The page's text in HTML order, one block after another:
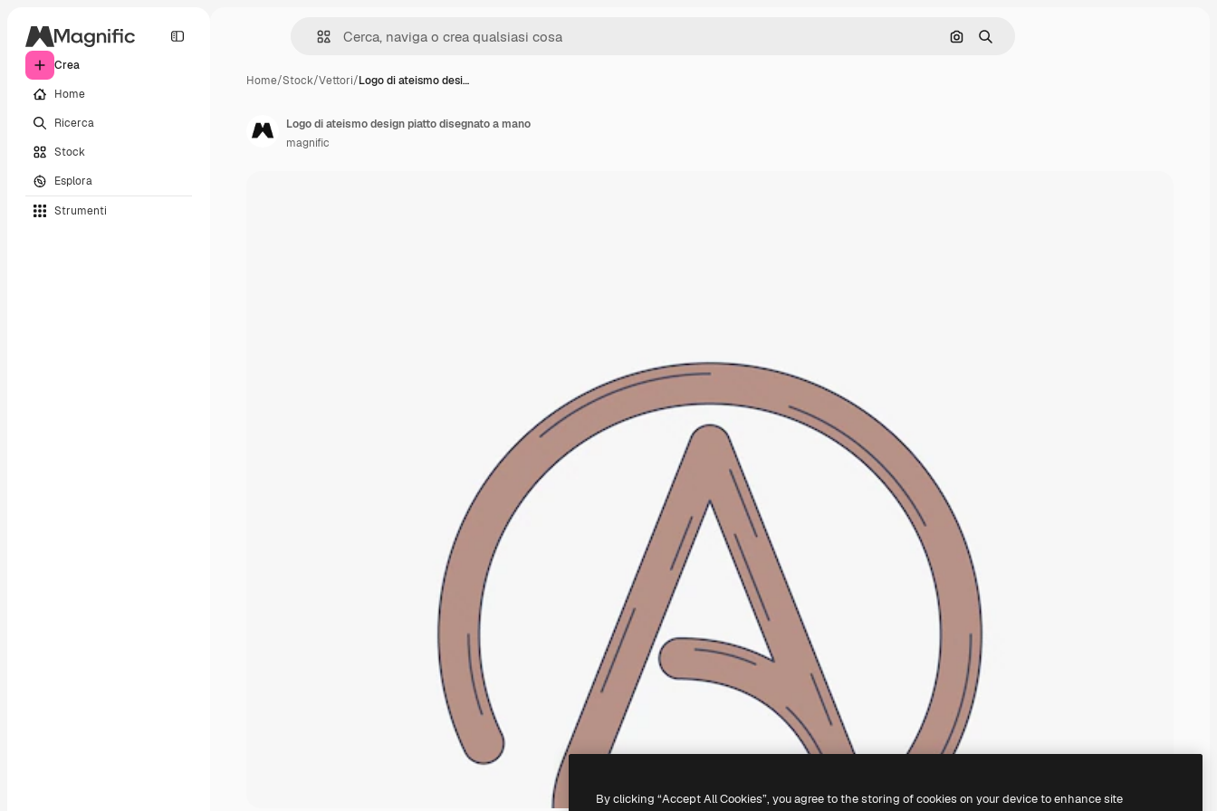
Crea
Home
Ricerca
Stock
Esplora
Strumenti
Cerca per immagine
Ricerca
Home/Stock/Vettori/Logo di ateismo desi…
Logo di ateismo design piatto disegnato a mano
magnific
By clicking “Accept All Cookies”, you agree to the storing of cookies on your device to enhance site